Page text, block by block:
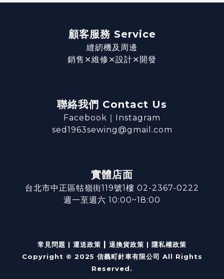
顧客服務 Service
縫紉機及周邊
銷售⨯維修⨯設計⨯開發
聯絡我們 Contact Us
Facebook ｜ Instagram
sed1963sewing@gmail.com
實體店面
台北市中正區牯嶺街119號1樓 02-2367-0222
週一至週六 10:00~18:00
常見問題 | 運送政策 | 退換貨政策 | 隱私權政策
Copyright © 2025 信義町針車有限公司 All Rights
Reserved.